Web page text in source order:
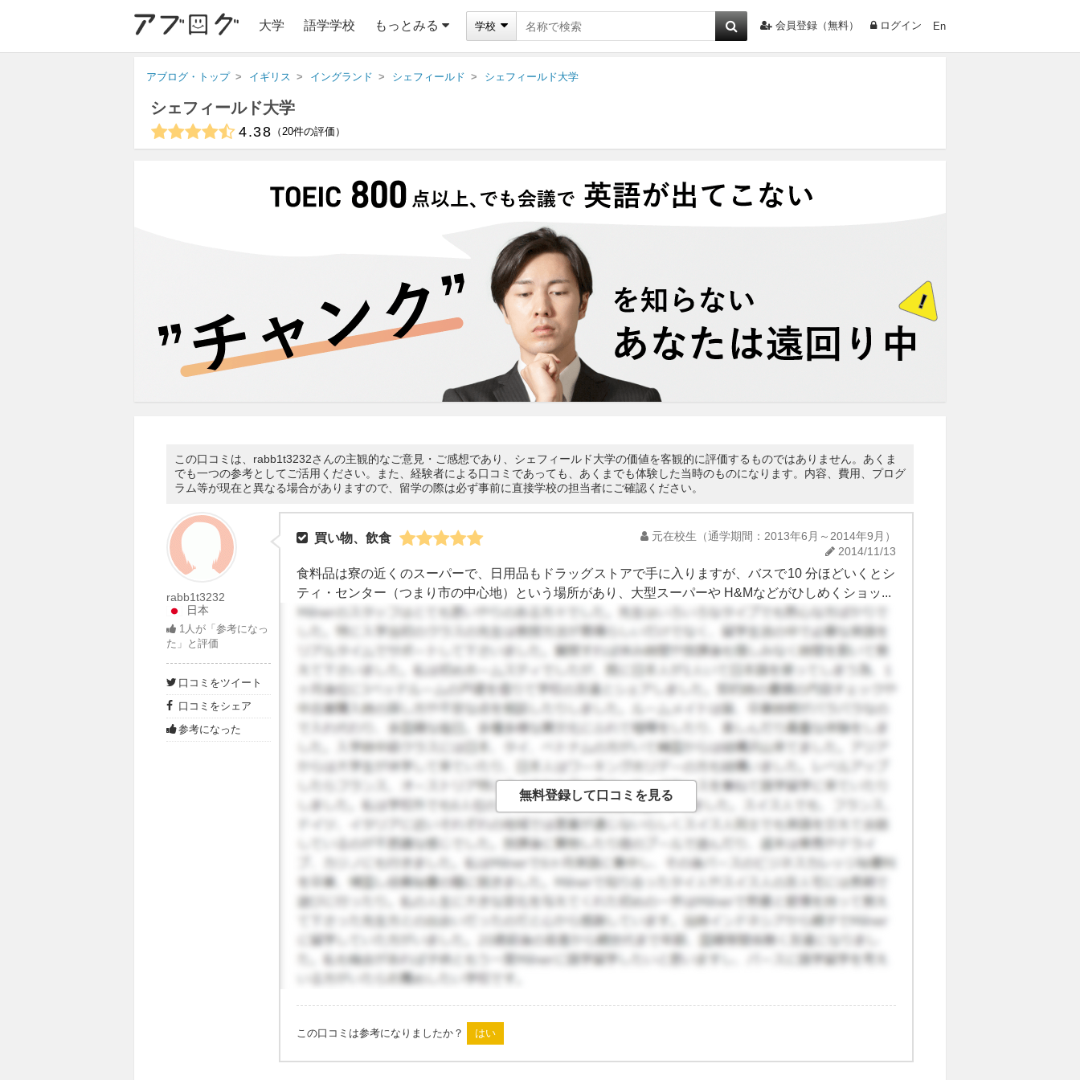
大学 語学学校 もっとみる 学校 会員登録（無料） ログイン En
アブログ・トップ イギリス イングランド シェフィールド シェフィールド大学
シェフィールド大学
4.38 20件の評価
この口コミは、rabb1t3232さんの主観的なご意見・ご感想であり、シェフィールド大学の価値を客観的に評価するものではありません。あくま
でも一つの参考としてご活用ください。また、経験者による口コミであっても、あくまでも体験した当時のものになります。内容、費用、プログ
ラム等が現在と異なる場合がありますので、留学の際は必ず事前に直接学校の担当者にご確認ください。
rabb1t3232
日本
1人が「参考になっ
た」と評価
口コミをツイート
口コミをシェア
参考になった
買い物、飲食
元在校生（通学期間：2013年6月～2014年9月）
2014/11/13
食料品は寮の近くのスーパーで、日用品もドラッグストアで手に入りますが、バスで10 分ほどいくとシ
ティ・センター（つまり市の中心地）という場所があり、大型スーパーや H&Mなどがひしめくショッ...
この口コミは参考になりましたか？